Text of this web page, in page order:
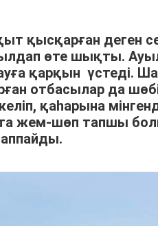
қысқарған деген
өте шықты.
қарқын үстеді.
отбасылар да
келіп, қаһарына
жем-шөп тапшы